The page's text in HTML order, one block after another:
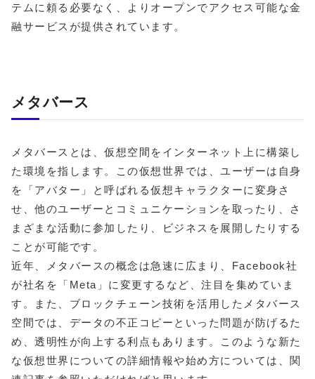
テムに頼る必要なく、よりオープンでアクセス可能な金
融サービスが提供されています。
メタバース
メタバースとは、仮想空間をインターネット上に構築し
た環境を指します。この仮想世界では、ユーザーは自身
を「アバター」と呼ばれる仮想キャラクターに変身さ
せ、他のユーザーとコミュニケーションを取ったり、さ
まざまな活動に参加したり、ビジネスを展開したりする
ことが可能です。
近年、メタバースの概念は急速に広まり、Facebook社
が社名を「Meta」に変更するなど、注目を集めていま
す。また、ブロックチェーン技術を活用したメタバース
空間では、データの不正コピーといった問題が防げるた
め、透明性が向上する利点もあります。このような新た
な仮想世界についての詳細情報や始め方については、関